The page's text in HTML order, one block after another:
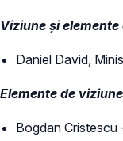
Viziune și
Daniel David,
Elemente de
Bogdan Cristescu